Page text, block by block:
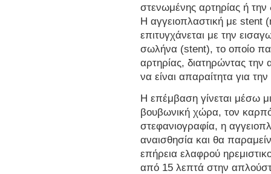
στενωμένης αρτηρίας ή την
Η αγγειοπλαστική με stent
επιτυγχάνεται με την
σωλήνα (stent), το οποίο
αρτηρίας, διατηρώντας
να είναι απαραίτητα για
Η επέμβαση γίνεται μέσω
βουβωνική χώρα, τον
στεφανιογραφία, η
αναισθησία και θα
επήρεια ελαφρού
από 15 λεπτά στην